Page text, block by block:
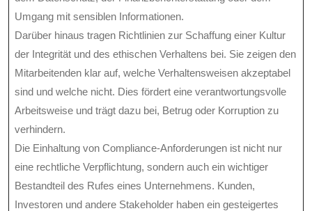
Umgang mit sensiblen Informationen.
Darüber hinaus tragen Richtlinien zur Schaffung einer Kultur
der Integrität und des ethischen Verhaltens bei. Sie zeigen den
Mitarbeitenden klar auf, welche Verhaltensweisen akzeptabel
sind und welche nicht. Dies fördert eine verantwortungsvolle
Arbeitsweise und trägt dazu bei, Betrug oder Korruption zu
verhindern.
Die Einhaltung von Compliance-Anforderungen ist nicht nur
eine rechtliche Verpflichtung, sondern auch ein wichtiger
Bestandteil des Rufes eines Unternehmens. Kunden,
Investoren und andere Stakeholder haben ein gesteigertes